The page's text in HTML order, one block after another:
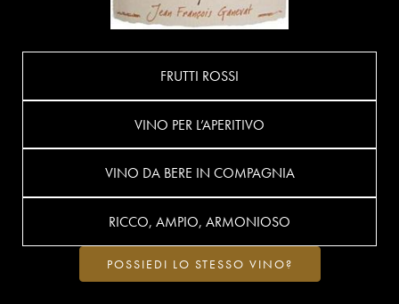
FRUTTI ROSSI
VINO PER L’APERITIVO
VINO DA BERE IN COMPAGNIA
RICCO, AMPIO, ARMONIOSO
POSSIEDI LO STESSO VINO?